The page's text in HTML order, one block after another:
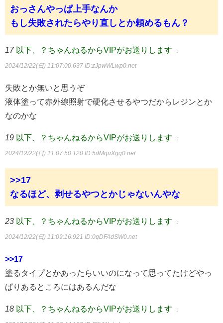
おっさんやっぱ上手なんか
もし失敗されたらやり直しとか頼めるもん？
17 以下、？ちゃんねるからVIPがお送りします ：
2024/12/22(日) 11:07:00.637 ID:zJpwWLwp0.net
失敗とか無いと思うぞ
液体塗って赤外線照射で硬化させるやつだからレジンとか
なのかな
19 以下、？ちゃんねるからVIPがお送りします ：
2024/12/22(日) 11:07:50.120 ID:5dMquXgg0.net
>>17
なるほど、剥せるやつとかじゃないんやな
23 以下、？ちゃんねるからVIPがお送りします ：
2024/12/22(日) 11:09:16.921 ID:0qDFAdSW0.net
>>17
塗るタイプとかあったらいいのになって思ってたけどやっ
ぱりあるところにはあるんだな
18 以下、？ちゃんねるからVIPがお送りします ：